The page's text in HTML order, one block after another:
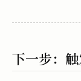
下一步：